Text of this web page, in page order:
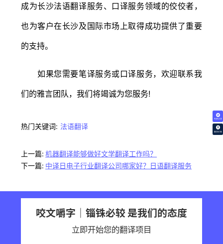
免费试译
翻译价格
成为长沙法语翻译服务、口译服务领域的佼佼者，
也为客户在长沙及国际市场上取得成功提供了重要
的支持。
如果您需要笔译服务或口译服务，欢迎联系我
们的雅言团队，我们将竭诚为您服务!
热门关键词: 法语翻译
上一篇: 机器翻译能够做好文学翻译工作吗？
下一篇: 中译日电子行业翻译公司哪家好？日语翻译服务
咬文嚼字｜锱铢必较 是我们的态度
立即开始您的翻译项目